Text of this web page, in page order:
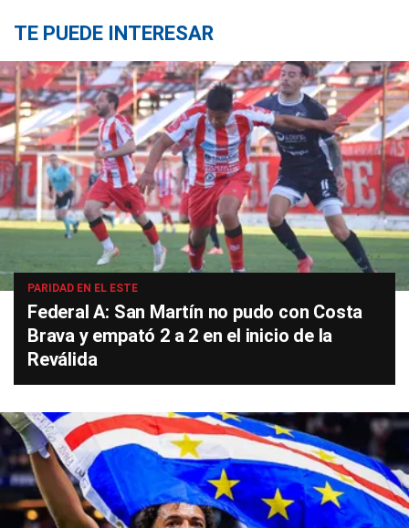
TE PUEDE INTERESAR
PARIDAD EN EL ESTE
Federal A: San Martín no pudo con Costa
Brava y empató 2 a 2 en el inicio de la
Reválida